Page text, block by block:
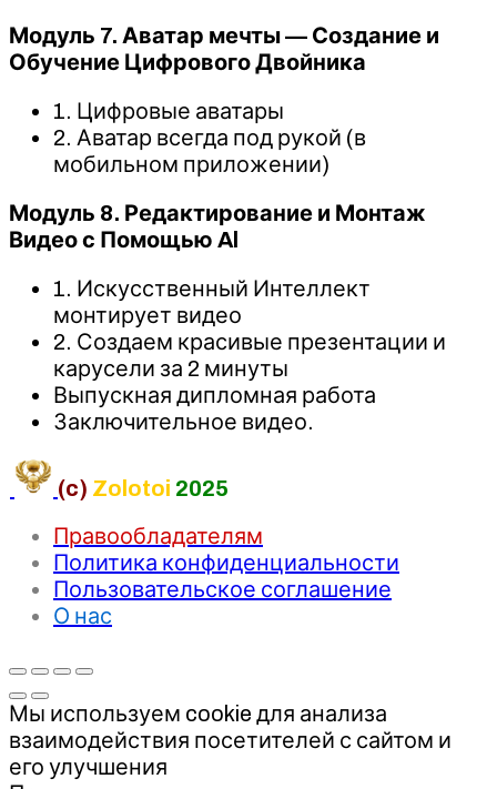
Модуль 7. Аватар мечты — Создание и
Обучение Цифрового Двойника
1. Цифровые аватары
2. Аватар всегда под рукой (в
мобильном приложении)
Модуль 8. Редактирование и Монтаж
Видео с Помощью Al
1. Искусственный Интеллект
монтирует видео
2. Создаем красивые презентации и
карусели за 2 минуты
Выпускная дипломная работа
Заключительное видео.
(c) Zolotoi 2025
Правообладателям
Политика конфиденциальности
Пользовательское соглашение
О нас
Мы используем cookie для анализа
взаимодействия посетителей с сайтом и
его улучшения